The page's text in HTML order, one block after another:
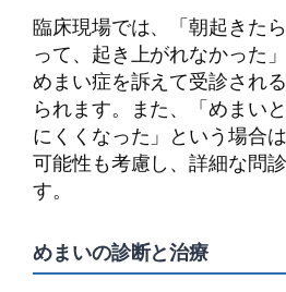
臨床現場では、「朝起きた
って、起き上がれなかった
めまい症を訴えて受診され
られます。また、「めまい
にくくなった」という場合
可能性も考慮し、詳細な問
す。
めまいの診断と治療